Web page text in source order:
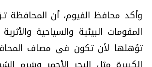
وأكد محافظ الفيوم، أن المحافظة
المقومات البيئية والسياحية
تؤهلها لأن تكون فى مصاف